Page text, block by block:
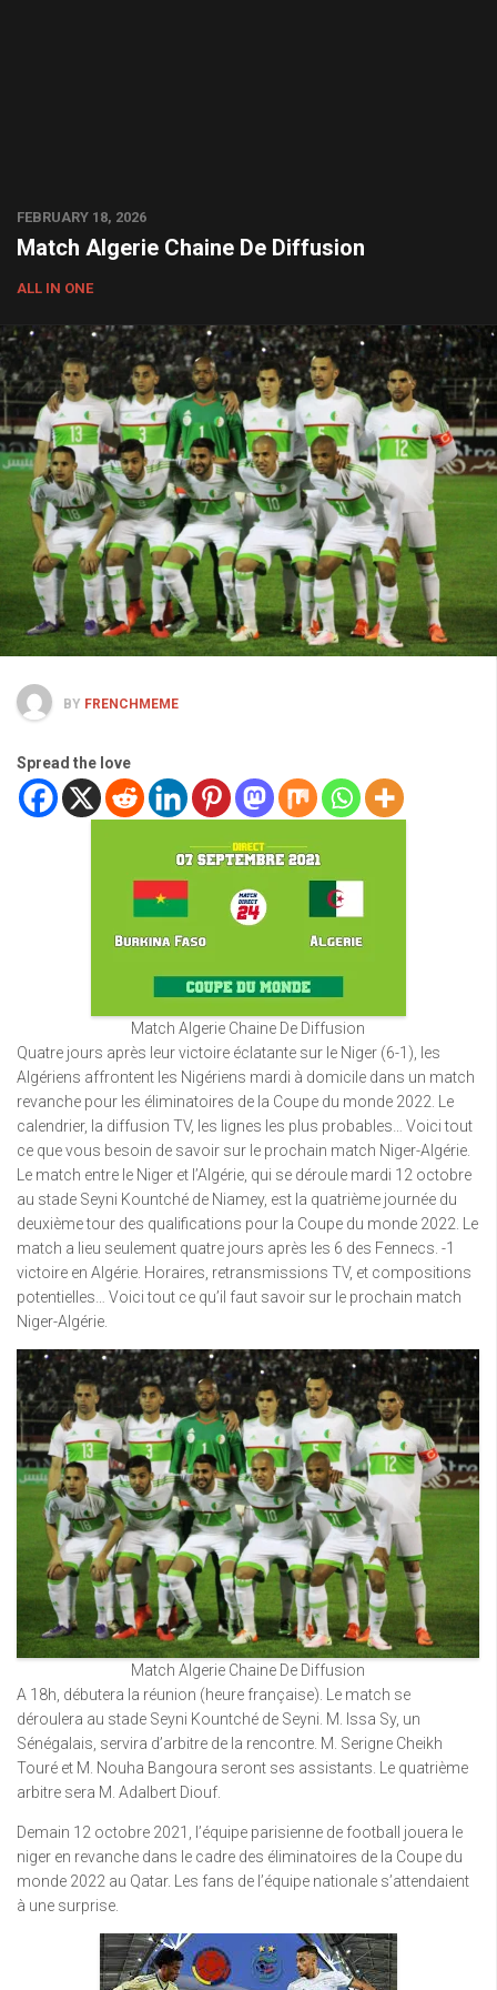
FEBRUARY 18, 2026
Match Algerie Chaine De Diffusion
ALL IN ONE
BY FRENCHMEME
Spread the love
Match Algerie Chaine De Diffusion
Quatre jours après leur victoire éclatante sur le Niger (6-1), les
Algériens affrontent les Nigériens mardi à domicile dans un match
revanche pour les éliminatoires de la Coupe du monde 2022. Le
calendrier, la diffusion TV, les lignes les plus probables… Voici tout
ce que vous besoin de savoir sur le prochain match Niger-Algérie.
Le match entre le Niger et l’Algérie, qui se déroule mardi 12 octobre
au stade Seyni Kountché de Niamey, est la quatrième journée du
deuxième tour des qualifications pour la Coupe du monde 2022. Le
match a lieu seulement quatre jours après les 6 des Fennecs. -1
victoire en Algérie. Horaires, retransmissions TV, et compositions
potentielles… Voici tout ce qu’il faut savoir sur le prochain match
Niger-Algérie.
Match Algerie Chaine De Diffusion
A 18h, débutera la réunion (heure française). Le match se
déroulera au stade Seyni Kountché de Seyni. M. Issa Sy, un
Sénégalais, servira d’arbitre de la rencontre. M. Serigne Cheikh
Touré et M. Nouha Bangoura seront ses assistants. Le quatrième
arbitre sera M. Adalbert Diouf.
Demain 12 octobre 2021, l’équipe parisienne de football jouera le
niger en revanche dans le cadre des éliminatoires de la Coupe du
monde 2022 au Qatar. Les fans de l’équipe nationale s’attendaient
à une surprise.